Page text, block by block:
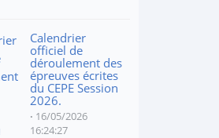
Calendrier
officiel de
déroulement des
épreuves écrites
du CEPE Session
2026.
16/05/2026
16:24:27